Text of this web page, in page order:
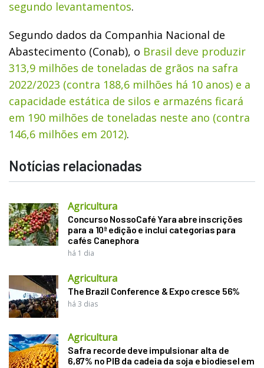
segundo levantamentos.
Segundo dados da Companhia Nacional de
Abastecimento (Conab), o Brasil deve produzir
313,9 milhões de toneladas de grãos na safra
2022/2023 (contra 188,6 milhões há 10 anos) e a
capacidade estática de silos e armazéns ficará
em 190 milhões de toneladas neste ano (contra
146,6 milhões em 2012).
Notícias relacionadas
Agricultura
Concurso NossoCafé Yara abre inscrições
para a 10ª edição e inclui categorias para
cafés Canephora
há 1 dia
Agricultura
The Brazil Conference & Expo cresce 56%
há 3 dias
Agricultura
Safra recorde deve impulsionar alta de
6,87% no PIB da cadeia da soja e biodiesel em